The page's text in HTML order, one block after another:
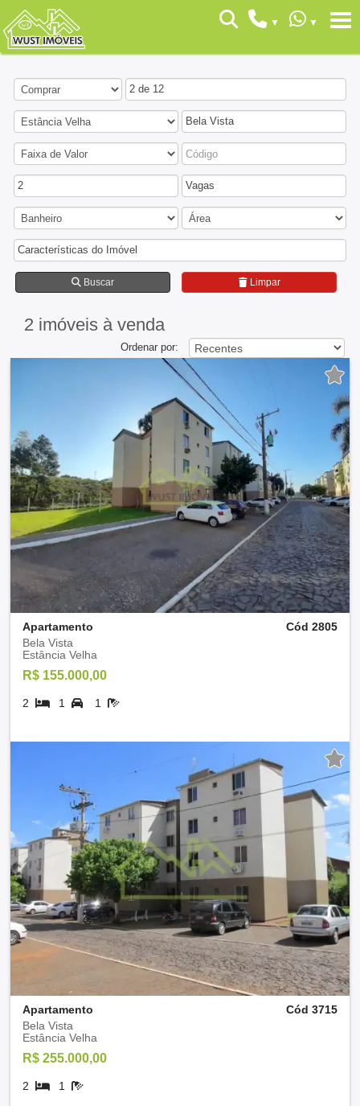
2 de 12
Bela Vista
2 Vagas
Características do Imóvel
Buscar Limpar
2 imóveis à venda
Ordenar por:
Apartamento
Cód 2805
Bela Vista
Estância Velha
R$ 155.000,00
2 1 1
Apartamento
Cód 3715
Bela Vista
Estância Velha
R$ 255.000,00
2 1